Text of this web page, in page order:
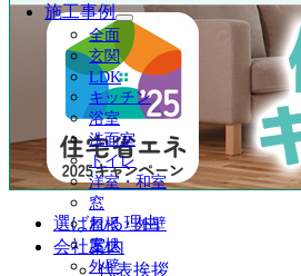
施工事例
サ
ブ
メ
ニ
ュ
を
展
開
全面
玄関
LDK
キッチン
浴室
洗面室
トイレ
洋室・和室
窓
屋根・外壁
屋根
外壁
選ばれる理由
会社案内
代表挨拶